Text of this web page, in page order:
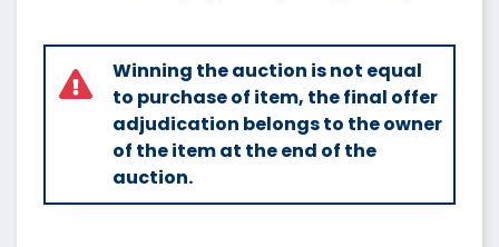
Winning the auction is not equal
to purchase of item, the final offer
adjudication belongs to the owner
of the item at the end of the
auction.